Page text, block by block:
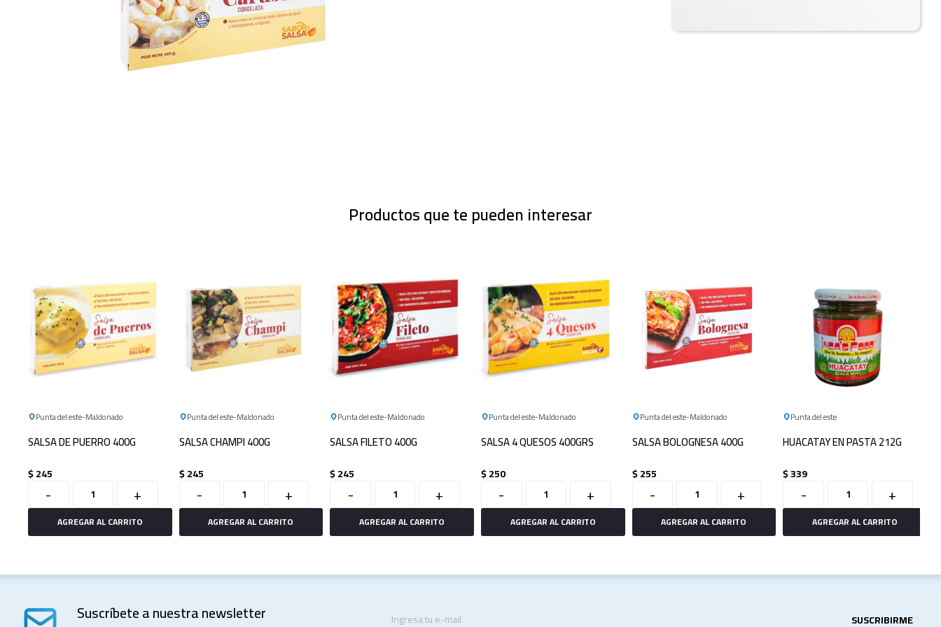
Productos que te pueden interesar
Punta del este Maldonado
SALSA DE PUERRO 400G
$245
- +
Punta del este Maldonado
SALSA CHAMPI 400G
$245
- +
Punta del este Maldonado
SALSA FILETO 400G
$245
- +
Punta del este Maldonado
SALSA 4 QUESOS 400GRS
$250
- +
Punta del este Maldonado
SALSA BOLOGNESA 400G
$255
- +
Punta del este
HUACATAY EN PASTA 212G
$339
- +
Suscríbete a nuestra newsletter SUSCRIBIRME